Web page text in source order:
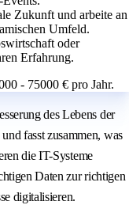
Zukunft und arbeite an
Umfeld.
oder
Erfahrung.
- 75000 € pro Jahr.
des Lebens der
fasst zusammen, was
die IT-Systeme
Daten zur richtigen
digitalisieren.